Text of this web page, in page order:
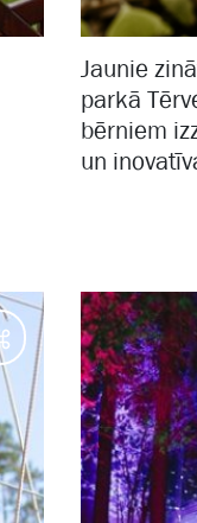
Jaunie
parkā
bērniem
un
Galamērķi